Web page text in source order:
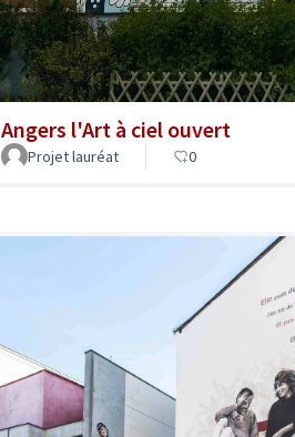
Angers l'Art à ciel ouvert
Projet lauréat 0